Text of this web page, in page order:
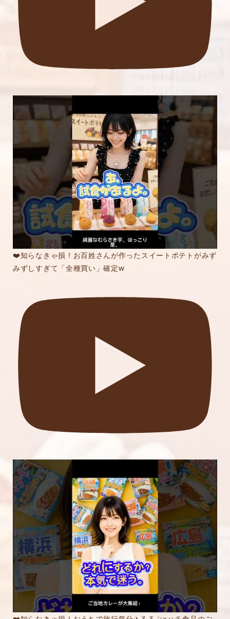
❤️知らなきゃ損！お百姓さんが作ったスイートポテトがみず
みずしすぎて「全種買い」確定w